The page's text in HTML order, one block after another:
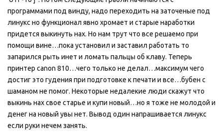
программами под винду, надо переходить на заточеные под
линукс но функционал явно хромает и старые наработки
придется выкинуть нах. Но нам трут что все решаемо при
помощи вине…пока установил и заставил работать то
запарился рыть инет и ломать пальцы об клаву. Теперь
принтер canon 810…чего только не делал…максимум чего
достиг это гудения при подготовке к печати и все…бубен с
шаманом не помог. Некоторые недалекие люди скажут что
выкинь нах свое старье и купи новый…но я тоже не молодой и
денег на новый увы нет. Вывод один напрашивается линукс
если руки нечем занять.